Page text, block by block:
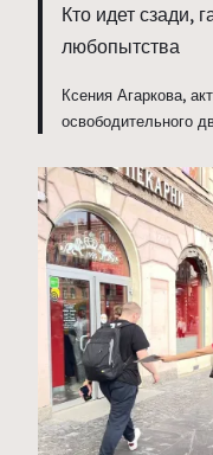
Кто идет сзади,
любопытства
Ксения Агаркова,
освободительного